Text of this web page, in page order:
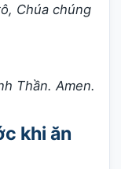
Chúa chúng
Thần. Amen.
khi ăn